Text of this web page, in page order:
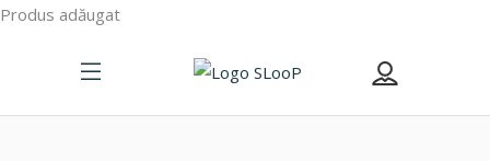
Produs adăugat